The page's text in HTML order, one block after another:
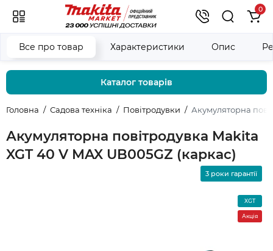
0
Каталог товарів
Головна Садова техніка Повітродувки Акумуляторна
Акумуляторна повітродувка Makita
XGT 40 V MAX UB005GZ (каркас)
Все про товар Характеристики Опис
3 роки гарантії
XGT
Акція